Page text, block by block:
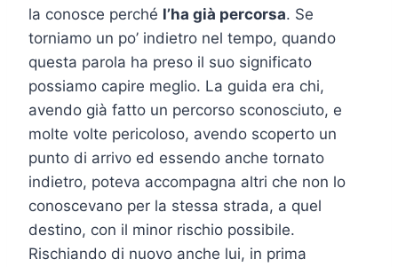
la conosce perché l’ha già percorsa. Se
torniamo un po’ indietro nel tempo, quando
questa parola ha preso il suo significato
possiamo capire meglio. La guida era chi,
avendo già fatto un percorso sconosciuto, e
molte volte pericoloso, avendo scoperto un
punto di arrivo ed essendo anche tornato
indietro, poteva accompagna altri che non lo
conoscevano per la stessa strada, a quel
destino, con il minor rischio possibile.
Rischiando di nuovo anche lui, in prima